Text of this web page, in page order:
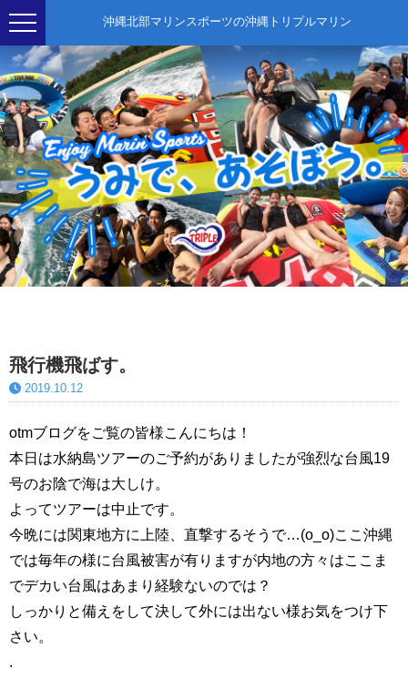
沖縄北部マリンスポーツの沖縄トリプルマリン
飛行機飛ばす。
2019.10.12
otmブログをご覧の皆様こんにちは！
本日は水納島ツアーのご予約がありましたが強烈な台風19
号のお陰で海は大しけ。
よってツアーは中止です。
今晩には関東地方に上陸、直撃するそうで…(o_o)ここ沖縄
では毎年の様に台風被害が有りますが内地の方々はここま
でデカい台風はあまり経験ないのでは？
しっかりと備えをして決して外には出ない様お気をつけ下
さい。
.